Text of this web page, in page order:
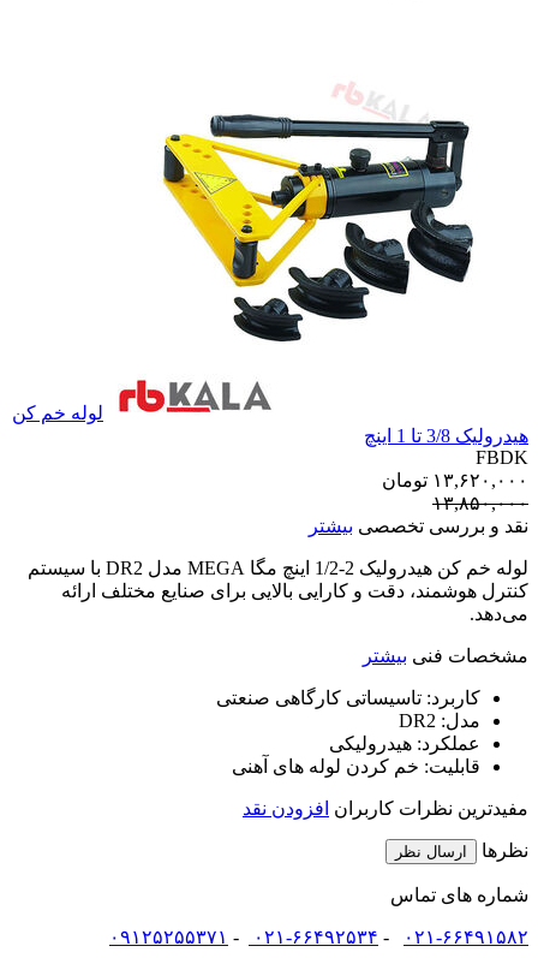
لوله خم کن
هیدرولیک 3/8 تا 1 اینچ
FBDK
۱۳,۶۲۰,۰۰۰ تومان
۱۳,۸۵۰,۰۰۰
نقد و بررسی تخصصی بیشتر
لوله خم کن هیدرولیک 2-1/2 اینچ مگا MEGA مدل DR2 با سیستم
کنترل هوشمند، دقت و کارایی بالایی برای صنایع مختلف ارائه
می‌دهد.
مشخصات فنی بیشتر
کاربرد: تاسیساتی کارگاهی صنعتی
مدل: DR2
عملکرد: هیدرولیکی
قابلیت: خم کردن لوله های آهنی
مفیدترین نظرات کاربران افزودن نقد
نظرها ارسال نظر
شماره های تماس
۰۲۱-۶۶۴۹۱۵۸۲ - ۰۲۱-۶۶۴۹۲۵۳۴ - ۰۹۱۲۵۲۵۵۳۷۱